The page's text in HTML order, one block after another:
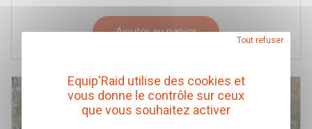
Ajouter au panier
Equip'Raid utilise des cookies et
vous donne le contrôle sur ceux
que vous souhaitez activer
Tout refuser